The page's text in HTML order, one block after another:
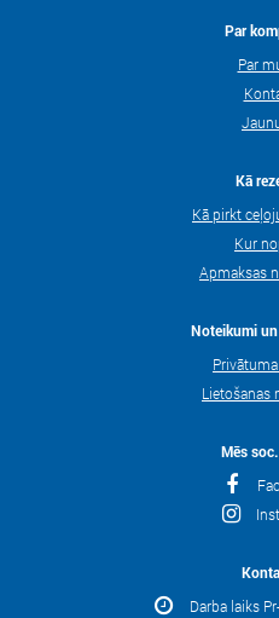
Par
Par
Kā
Kā pirkt
Kur
Apmaksas
Noteikumi
Lietošanas
Mēs
Darba laiks